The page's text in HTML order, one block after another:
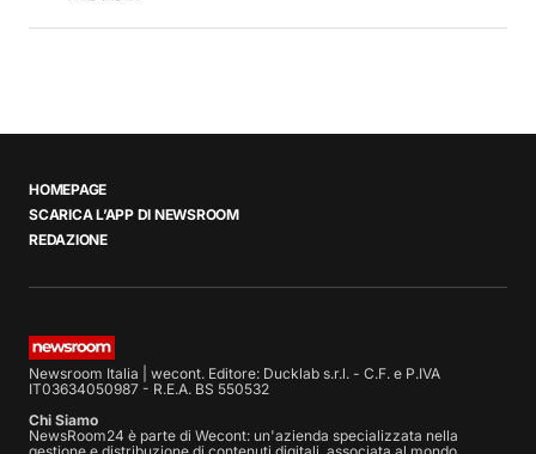
HOMEPAGE
SCARICA L’APP DI NEWSROOM
REDAZIONE
Newsroom Italia | wecont. Editore: Ducklab s.r.l. - C.F. e P.IVA
IT03634050987 - R.E.A. BS 550532
Chi Siamo
NewsRoom24 è parte di Wecont: un'azienda specializzata nella